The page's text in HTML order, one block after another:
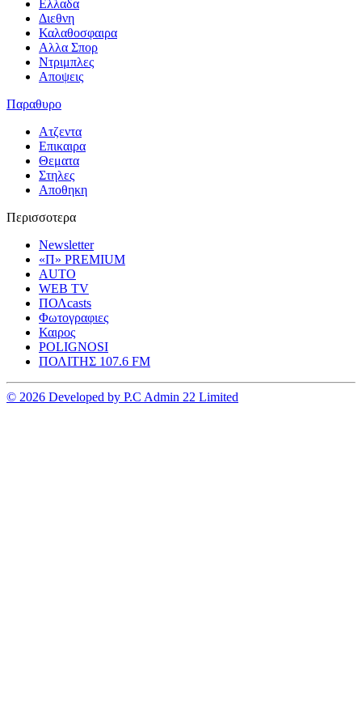
Ελλαδα
Διεθνη
Καλαθοσφαιρα
Αλλα Σπορ
Ντριμπλες
Αποψεις
Παραθυρο
Ατζεντα
Επικαιρα
Θεματα
Στηλες
Αποθηκη
Περισσοτερα
Newsletter
«Π» PREMIUM
AUTO
WEB TV
ΠΟΛcasts
Φωτογραφιες
Καιρος
POLIGNOSI
ΠΟΛΙΤΗΣ 107.6 FM
© 2026 Developed by P.C Admin 22 Limited